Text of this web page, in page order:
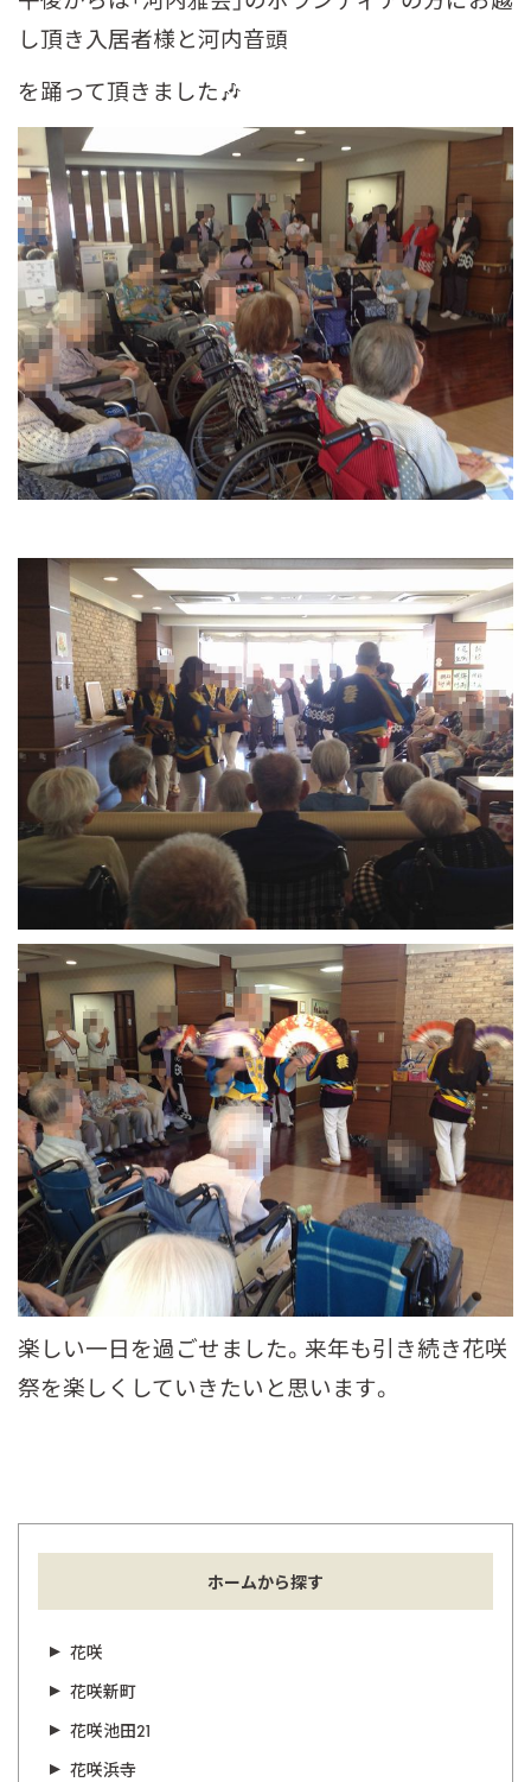
し頂き入居者様と河内音頭
を踊って頂きました🎶
楽しい一日を過ごせました。来年も引き続き花咲
祭を楽しくしていきたいと思います。
ホームから探す
花咲
花咲新町
花咲池田21
花咲浜寺